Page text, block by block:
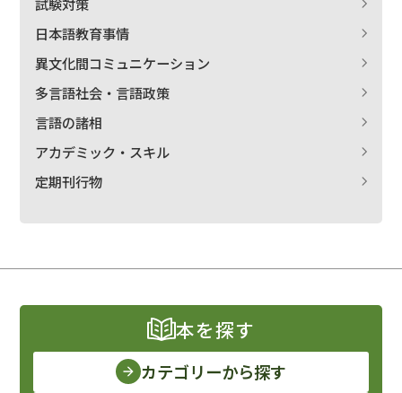
日本語教育事情
異文化間コミュニケーション
多言語社会・言語政策
言語の諸相
アカデミック・スキル
定期刊行物
本を探す
カテゴリーから探す